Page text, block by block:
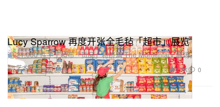
Art 艺术
Lucy Sparrow 再度开张全毛毡「超市」展览
逾 21,000 件手工毡布「货品」将挤满 The Momentary 展场。
Jun 30, 2026 1.1K 0